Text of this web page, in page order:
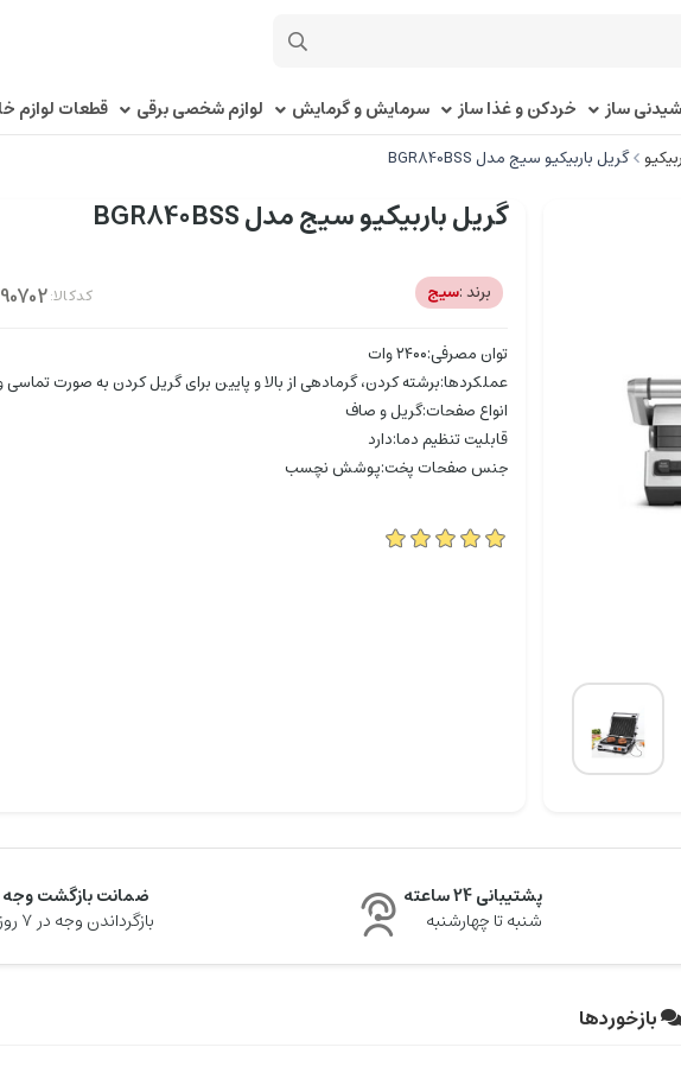
ساز خردکن و غذا ساز سرمایش و گرمایش لوازم شخصی برقی قطعات لوازم
گریل باربیکیو سیج مدل BGR840BSS
گریل باربیکیو سیج مدل BGR840BSS
برند :سیج کدکالا:
توان مصرفی:۲۴۰۰ وات
عملکردها:برشته کردن، گرمادهی از بالا و پایین برای گریل کردن به صورت تماسی
انواع صفحات:گریل و صاف
قابلیت تنظیم دما:دارد
جنس صفحات پخت:پوشش نچسب
پشتیبانی 24 ساعته
شنبه تا چهارشنبه
ضمانت بازگشت وجه
بازگرداندن وجه در ۷ روز
بازخوردها